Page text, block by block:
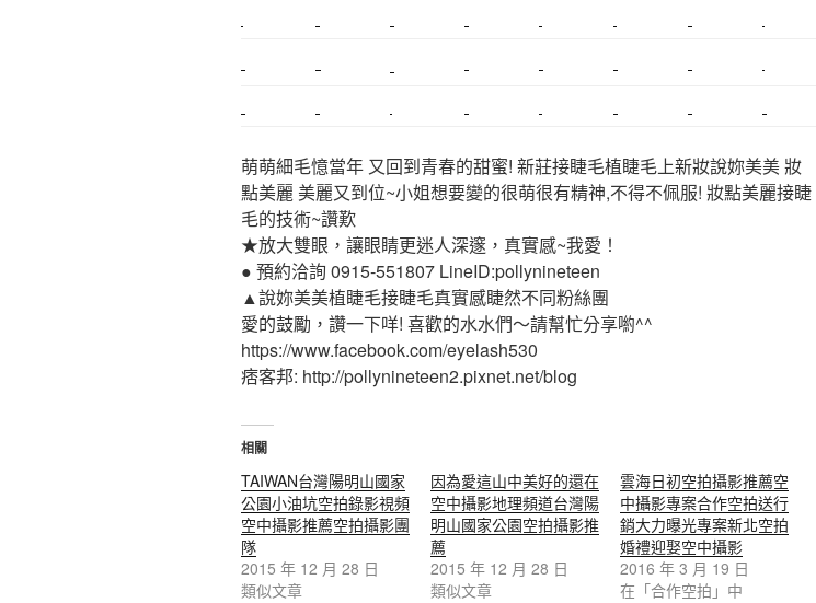
萌萌細毛憶當年 又回到青春的甜蜜! 新莊接睫毛植睫毛上新妝說妳美美 妝
點美麗 美麗又到位~小姐想要變的很萌很有精神,不得不佩服! 妝點美麗接睫
毛的技術~讚歎
★放大雙眼，讓眼睛更迷人深邃，真實感~我愛！
● 預約洽詢 0915-551807 LineID:pollynineteen
▲說妳美美植睫毛接睫毛真實感睫然不同粉絲團
愛的鼓勵，讚一下咩! 喜歡的水水們～請幫忙分享喲^^
https://www.facebook.com/eyelash530
痞客邦: http://pollynineteen2.pixnet.net/blog
相關
TAIWAN台灣陽明山國家
公園小油坑空拍錄影視頻
空中攝影推薦空拍攝影團
隊
2015 年 12 月 28 日
類似文章
因為愛這山中美好的還在
空中攝影地理頻道台灣陽
明山國家公園空拍攝影推
薦
2015 年 12 月 28 日
類似文章
雲海日初空拍攝影推薦空
中攝影專案合作空拍送行
銷大力曝光專案新北空拍
婚禮迎娶空中攝影
2016 年 3 月 19 日
在「合作空拍」中